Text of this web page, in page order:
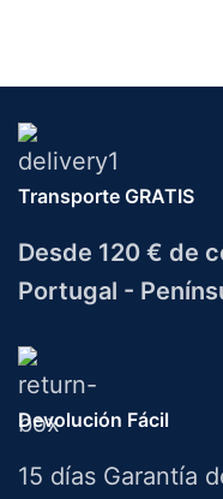
Transporte GRATIS
Desde 120 € de
Portugal -
Devolución Fácil
15 días Garantía